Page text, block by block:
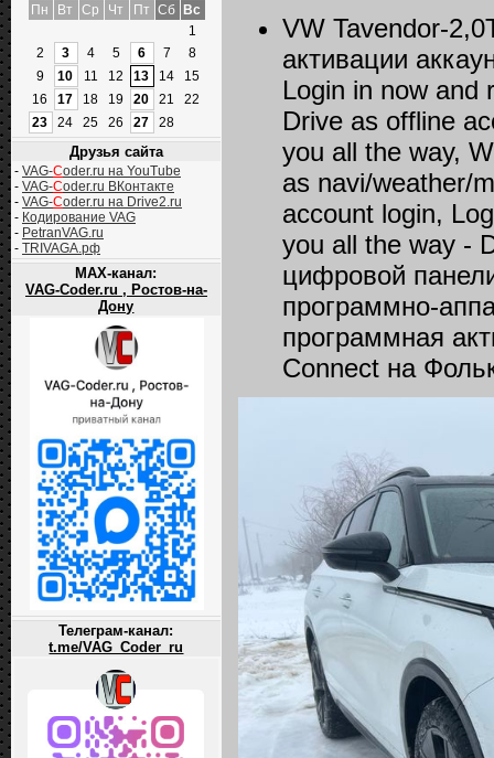
Пн
Вт Ср Чт Пт Сб
Вс
1
2
3 4 5 6 7
8
9
10 11 12 13 14
15
16
17 18 19 20 21
22
23
24 25 26 27 28
Друзья сайта
- VAG-Coder.ru на YouTube
- VAG-Coder.ru ВКонтакте
- VAG-Coder.ru на Drive2.ru
- Кодирование VAG
- PetranVAG.ru
- TRIVAGA.рф
MAX-канал:
VAG-Coder.ru , Ростов-на-
Дону
Телеграм-канал:
t.me/VAG_Coder_ru
VW Tavendor-
активации
Login in now and
Drive as offline
you all the way,
as navi/weather/
account login,
you all the way -
цифровой
программно-
программная
Connect на